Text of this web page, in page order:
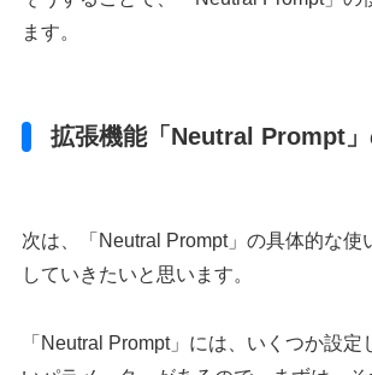
ます。
拡張機能「Neutral Prompt
次は、「Neutral Prompt」の具体的な使
していきたいと思います。
「Neutral Prompt」には、いくつか設定